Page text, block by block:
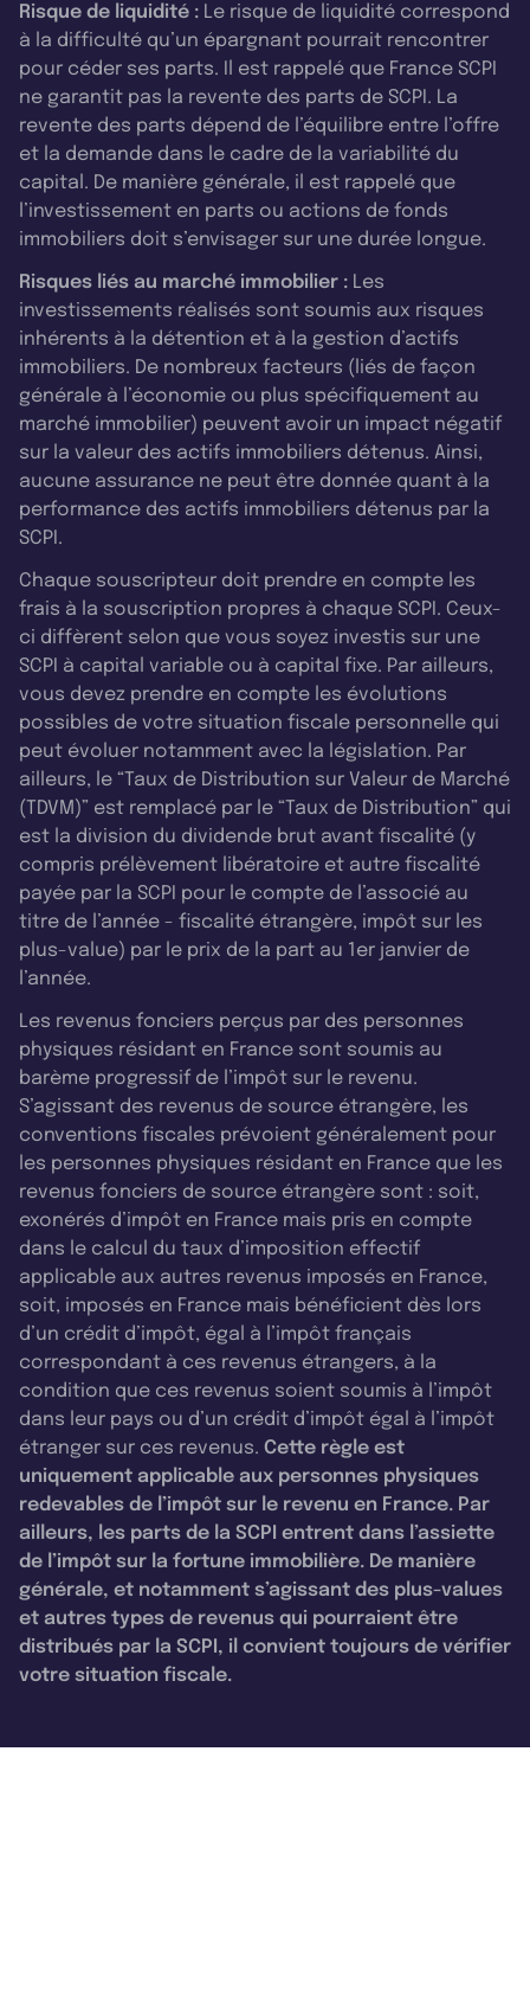
Risque de liquidité : Le risque de liquidité correspond
à la difficulté qu’un épargnant pourrait rencontrer
pour céder ses parts. Il est rappelé que France SCPI
ne garantit pas la revente des parts de SCPI. La
revente des parts dépend de l’équilibre entre l’offre
et la demande dans le cadre de la variabilité du
capital. De manière générale, il est rappelé que
l’investissement en parts ou actions de fonds
immobiliers doit s’envisager sur une durée longue.
Risques liés au marché immobilier : Les
investissements réalisés sont soumis aux risques
inhérents à la détention et à la gestion d’actifs
immobiliers. De nombreux facteurs (liés de façon
générale à l’économie ou plus spécifiquement au
marché immobilier) peuvent avoir un impact négatif
sur la valeur des actifs immobiliers détenus. Ainsi,
aucune assurance ne peut être donnée quant à la
performance des actifs immobiliers détenus par la
SCPI.
Chaque souscripteur doit prendre en compte les
frais à la souscription propres à chaque SCPI. Ceux-
ci diffèrent selon que vous soyez investis sur une
SCPI à capital variable ou à capital fixe. Par ailleurs,
vous devez prendre en compte les évolutions
possibles de votre situation fiscale personnelle qui
peut évoluer notamment avec la législation. Par
ailleurs, le “Taux de Distribution sur Valeur de Marché
(TDVM)” est remplacé par le “Taux de Distribution” qui
est la division du dividende brut avant fiscalité (y
compris prélèvement libératoire et autre fiscalité
payée par la SCPI pour le compte de l’associé au
titre de l’année - fiscalité étrangère, impôt sur les
plus-value) par le prix de la part au 1er janvier de
l’année.
Les revenus fonciers perçus par des personnes
physiques résidant en France sont soumis au
barème progressif de l’impôt sur le revenu.
S’agissant des revenus de source étrangère, les
conventions fiscales prévoient généralement pour
les personnes physiques résidant en France que les
revenus fonciers de source étrangère sont : soit,
exonérés d’impôt en France mais pris en compte
dans le calcul du taux d’imposition effectif
applicable aux autres revenus imposés en France,
soit, imposés en France mais bénéficient dès lors
d’un crédit d’impôt, égal à l’impôt français
correspondant à ces revenus étrangers, à la
condition que ces revenus soient soumis à l’impôt
dans leur pays ou d’un crédit d’impôt égal à l’impôt
étranger sur ces revenus. Cette règle est
uniquement applicable aux personnes physiques
redevables de l’impôt sur le revenu en France. Par
ailleurs, les parts de la SCPI entrent dans l’assiette
de l’impôt sur la fortune immobilière. De manière
générale, et notamment s’agissant des plus-values
et autres types de revenus qui pourraient être
distribués par la SCPI, il convient toujours de vérifier
votre situation fiscale.